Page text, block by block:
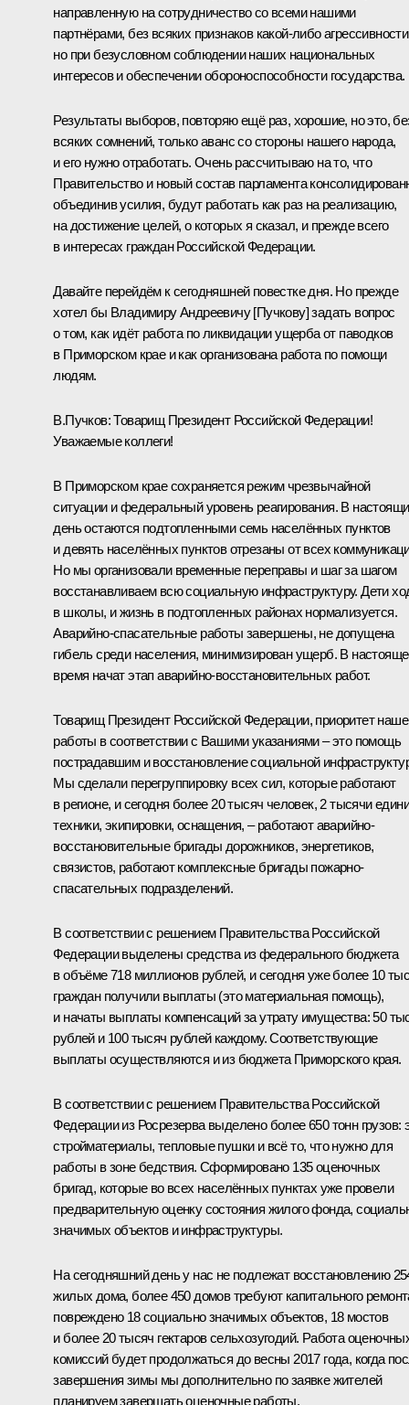
направленную на сотрудничество со всеми нашими
партнёрами, без всяких признаков какой‑либо
но при безусловном соблюдении наших национальных
интересов и обеспечении обороноспособности государства.
Результаты выборов, повторяю ещё раз, хорошие, но это,
всяких сомнений, только аванс со стороны нашего народа,
и его нужно отработать. Очень рассчитываю на то, что
Правительство и новый состав парламента
объединив усилия, будут работать как раз на реализацию,
на достижение целей, о которых я сказал, и прежде всего
в интересах граждан Российской Федерации.
Давайте перейдём к сегодняшней повестке дня. Но прежде
хотел бы Владимиру Андреевичу [Пучкову] задать вопрос
о том, как идёт работа по ликвидации ущерба от паводков
в Приморском крае и как организована работа по помощи
людям.
В.Пучков:Товарищ Президент Российской Федерации!
Уважаемые коллеги!
В Приморском крае сохраняется режим чрезвычайной
ситуации и федеральный уровень реагирования. В
день остаются подтопленными семь населённых пунктов
и девять населённых пунктов отрезаны от всех
Но мы организовали временные переправы и шаг за шагом
восстанавливаем всю социальную инфраструктуру. Дети
в школы, и жизнь в подтопленных районах нормализуется.
Аварийно-спасательные работы завершены, не допущена
гибель среди населения, минимизирован ущерб. В
время начат этап аварийно-восстановительных работ.
Товарищ Президент Российской Федерации, приоритет
работы в соответствии с Вашими указаниями – это помощь
пострадавшим и восстановление социальной
Мы сделали перегруппировку всех сил, которые работают
в регионе, и сегодня более 20 тысяч человек, 2 тысячи
техники, экипировки, оснащения, – работают аварийно-
восстановительные бригады дорожников, энергетиков,
связистов, работают комплексные бригады пожарно-
спасательных подразделений.
В соответствии с решением Правительства Российской
Федерации выделены средства из федерального бюджета
в объёме 718 миллионов рублей, и сегодня уже более 10
граждан получили выплаты (это материальная помощь),
и начаты выплаты компенсаций за утрату имущества: 50
рублей и 100 тысяч рублей каждому. Соответствующие
выплаты осуществляются и из бюджета Приморского края.
В соответствии с решением Правительства Российской
Федерации из Росрезерва выделено более 650 тонн грузов:
стройматериалы, тепловые пушки и всё то, что нужно для
работы в зоне бедствия. Сформировано 135 оценочных
бригад, которые во всех населённых пунктах уже провели
предварительную оценку состояния жилого фонда,
значимых объектов и инфраструктуры.
На сегодняшний день у нас не подлежат восстановлению
жилых дома, более 450 домов требуют капитального
повреждено 18 социально значимых объектов, 18 мостов
и более 20 тысяч гектаров сельхозугодий. Работа
комиссий будет продолжаться до весны 2017 года, когда
завершения зимы мы дополнительно по заявке жителей
планируем завершать оценочные работы.